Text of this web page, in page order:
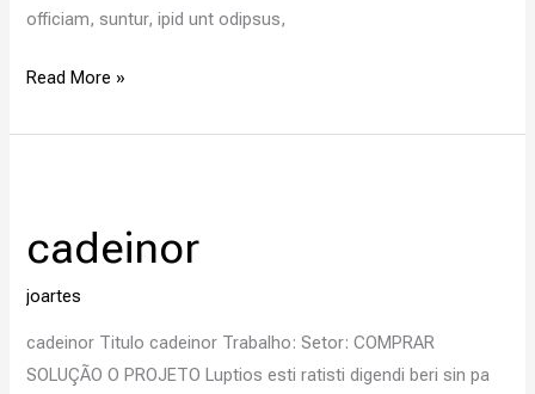
officiam, suntur, ipid unt odipsus,
Read More »
cadeinor
joartes
cadeinor Titulo cadeinor Trabalho: Setor: COMPRAR
SOLUÇÃO O PROJETO Luptios esti ratisti digendi beri sin pa